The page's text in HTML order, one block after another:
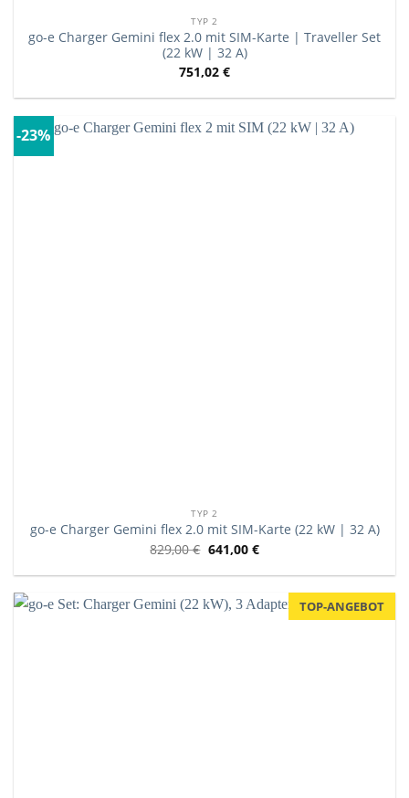
TYP 2
go-e Charger Gemini flex 2.0 mit SIM-Karte | Traveller Set
(22 kW | 32 A)
751,02 €
-23%
TYP 2
go-e Charger Gemini flex 2.0 mit SIM-Karte (22 kW | 32 A)
829,00€ 641,00 €
TOP-ANGEBOT